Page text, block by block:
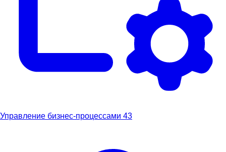
Управление бизнес-процессами 43